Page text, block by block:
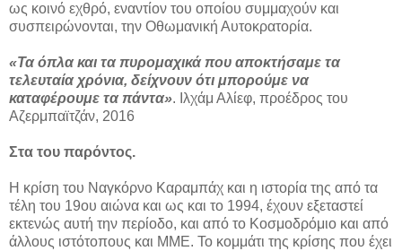
ως κοινό εχθρό, εναντίον του οποίου συμμαχούν και
συσπειρώνονται, την Οθωμανική Αυτοκρατορία.
«Τα όπλα και τα πυρομαχικά που αποκτήσαμε τα
τελευταία χρόνια, δείχνουν ότι μπορούμε να
καταφέρουμε τα πάντα». Ιλχάμ Αλίεφ, προέδρος του
Αζερμπαϊτζάν, 2016
Στα του παρόντος.
Η κρίση του Ναγκόρνο Καραμπάχ και η ιστορία της από τα
τέλη του 19ου αιώνα και ως και το 1994, έχουν εξεταστεί
εκτενώς αυτή την περίοδο, και από το Κοσμοδρόμιο και από
άλλους ιστότοπους και ΜΜΕ. Το κομμάτι της κρίσης που έχει